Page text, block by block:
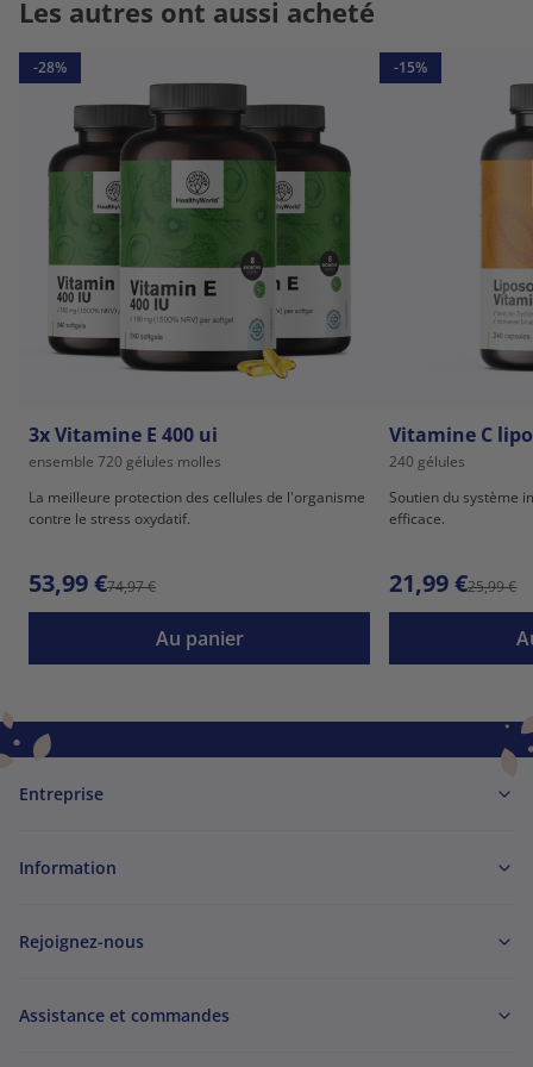
Les autres ont aussi acheté
-28%
3x Vitamine E 400 ui
ensemble 720 gélules molles
La meilleure protection des cellules de l'organisme
contre le stress oxydatif.
53,99 €74,97 €
Au panier
-15%
Vitamine C
240 gélules
Soutien du système
efficace.
21,99 €25,99 €
Entreprise
Information
Rejoignez-nous
Assistance et commandes